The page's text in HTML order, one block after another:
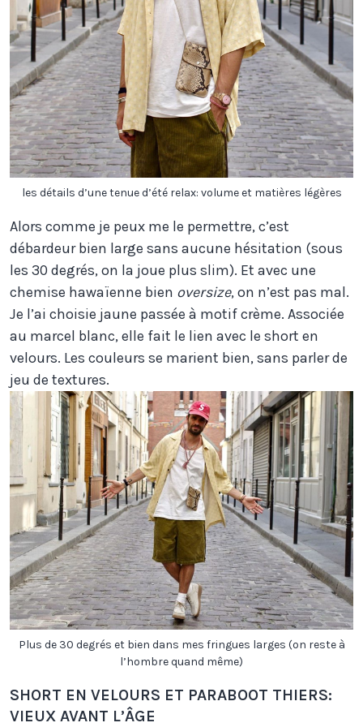
les détails d’une tenue d’été relax: volume et matières légères
Alors comme je peux me le permettre, c’est
débardeur bien large sans aucune hésitation (sous
les 30 degrés, on la joue plus slim). Et avec une
chemise hawaïenne bien oversize, on n’est pas mal.
Je l’ai choisie jaune passée à motif crème. Associée
au marcel blanc, elle fait le lien avec le short en
velours. Les couleurs se marient bien, sans parler de
jeu de textures.
Plus de 30 degrés et bien dans mes fringues larges (on reste à
l’hombre quand même)
SHORT EN VELOURS ET PARABOOT THIERS:
VIEUX AVANT L’ÂGE